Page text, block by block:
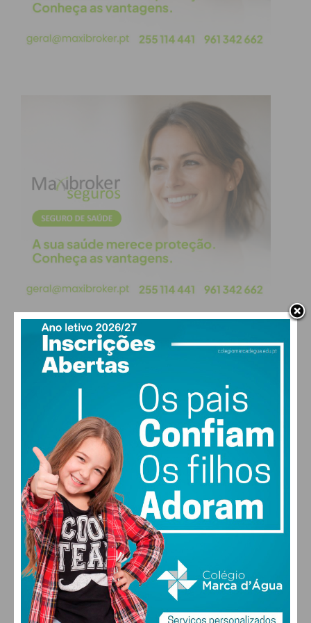
reafirmados os valores democráticos que o
da tarde procurou equilibrar a dimensão
Ferreira e a realização de uma eucaristia
dedicada à memória dos falecidos da
O dia encerrou-se com um jantar convívio,
que reuniu militares residentes e naturais
de Carvalhosa. Este encontro serviu, nas
palavras da autarquia, como um momento
de “partilha de histórias” e de reforço dos
liberdade conquistada em abril se vive,
também, no presente, através da união das
gerações e da preservação da identidade
local.
“Carvalhosa continua a honrar Abril”,
destacou a Junta de Freguesia em balanço
sobre as festividades, reforçando o
compromisso da comunidade com os
valores da democracia e a valorização das
figuras que contribuíram para o
desenvolvimento da região.
Subscreva a newsletter do
Imediato
Assine nossa newsletter por e-mail e
PAÇOS DE FERREIRA
°
clear sky
79% humidade
vento: 0m/s NE
MAX 19 • MIN 19
28°
SÁB
27
DOM
29°
SEG
29 °
ALTERAR